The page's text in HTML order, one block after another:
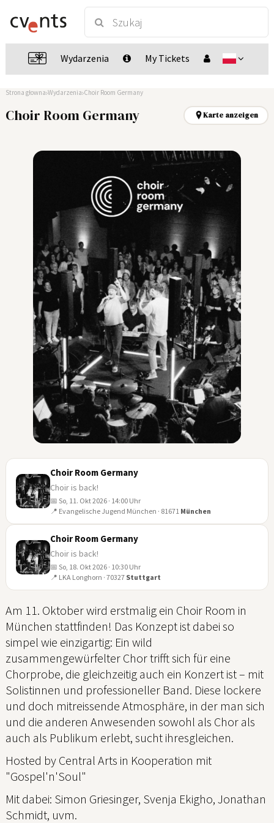
Wydarzenia My Tickets
Strona głowna Wydarzenia Choir Room Germany
Choir Room Germany Karte anzeigen
OKT
Choir Room Germany
Choir is back!
📅 So, 11. Okt 2026 · 14:00 Uhr
📍 Evangelische Jugend München · 81671 München
OKT
Choir Room Germany
Choir is back!
📅 So, 18. Okt 2026 · 10:30 Uhr
📍 LKA Longhorn · 70327 Stuttgart
Am 11. Oktober wird erstmalig ein Choir Room in
München stattfinden! Das Konzept ist dabei so
simpel wie einzigartig: Ein wild
zusammengewürfelter Chor trifft sich für eine
Chorprobe, die gleichzeitig auch ein Konzert ist – mit
Solistinnen und professioneller Band. Diese lockere
und doch mitreissende Atmosphäre, in der man sich
und die anderen Anwesenden sowohl als Chor als
auch als Publikum erlebt, sucht ihresgleichen.
Hosted by Central Arts in Kooperation mit
"Gospel'n'Soul"
Mit dabei: Simon Griesinger, Svenja Ekigho, Jonathan
Schmidt, uvm.